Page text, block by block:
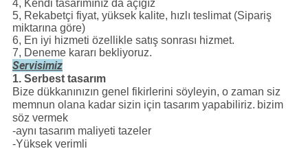
4, Kendi tasarımınız da açığız
5, Rekabetçi fiyat, yüksek kalite, hızlı teslimat (Sipariş
miktarına göre)
6, En iyi hizmeti özellikle satış sonrası hizmet.
7, Deneme kararı bekliyoruz.
Servisimiz
1. Serbest tasarım
Bize dükkanınızın genel fikirlerini söyleyin, o zaman siz
memnun olana kadar sizin için tasarım yapabiliriz. bizim
söz vermek
-aynı tasarım maliyeti tazeler
-Yüksek verimli